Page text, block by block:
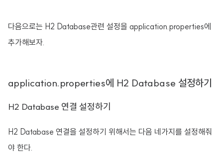
다음으로는 H2 Database관련 설정을 application.properties에
추가해보자.
application.properties에 H2 Database 설정하기
H2 Database 연결 설정하기
H2 Database 연결을 설정하기 위해서는 다음 네가지를 설정해줘
야 한다.